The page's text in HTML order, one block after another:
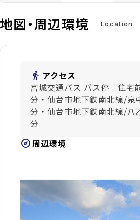
地図・周辺環境 Location
directions_walk アクセス
宮城交通バス バス停『住宅
分・仙台市地下鉄南北線/泉
分・仙台市地下鉄南北線/八
分
explore周辺環境